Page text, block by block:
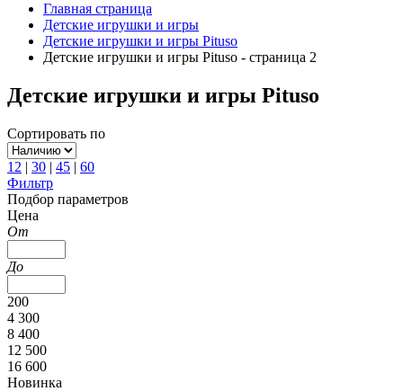
Главная страница
Детские игрушки и игры
Детские игрушки и игры Pituso
Детские игрушки и игры Pituso - страница 2
Детские игрушки и игры Pituso
Сортировать по
12 | 30 | 45 | 60
Фильтр
Подбор параметров
Цена
От
До
200
4 300
8 400
12 500
16 600
Новинка